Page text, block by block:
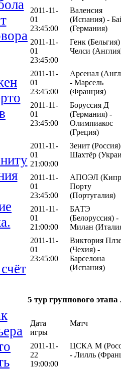
2011-11-
01
23:45:00
Валенсия
(Испания) -
(Германия)
2011-11-
01
23:45:00
Генк
Челси
2011-11-
01
23:45:00
Арсенал
- Марсель
(Франция)
2011-11-
01
23:45:00
Боруссия Д
(Германия) -
Олимпиакос
(Греция)
2011-11-
01
21:00:00
Зенит
Шахтёр
2011-11-
01
23:45:00
АПОЭЛ
Порту
(Португалия)
2011-11-
01
21:00:00
БАТЭ
(Белоруссия) -
Милан
2011-11-
01
23:45:00
Виктория
(Чехия) -
Барселона
(Испания)
5 тур группового
Дата
игры
Матч
2011-11-
22
19:00:00
ЦСКА М
- Лилль